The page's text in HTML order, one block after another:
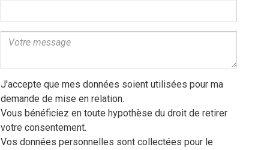
J'accepte que mes données soient utilisées pour ma
demande de mise en relation.
Vous bénéficiez en toute hypothèse du droit de retirer
votre consentement.
Vos données personnelles sont collectées pour le